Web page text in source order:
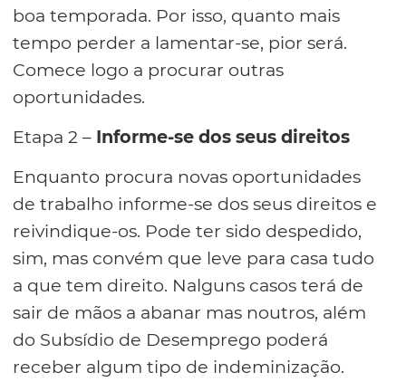
boa temporada. Por isso, quanto mais
tempo perder a lamentar-se, pior será.
Comece logo a procurar outras
oportunidades.
Etapa 2 – Informe-se dos seus direitos
Enquanto procura novas oportunidades
de trabalho informe-se dos seus direitos e
reivindique-os. Pode ter sido despedido,
sim, mas convém que leve para casa tudo
a que tem direito. Nalguns casos terá de
sair de mãos a abanar mas noutros, além
do Subsídio de Desemprego poderá
receber algum tipo de indeminização.